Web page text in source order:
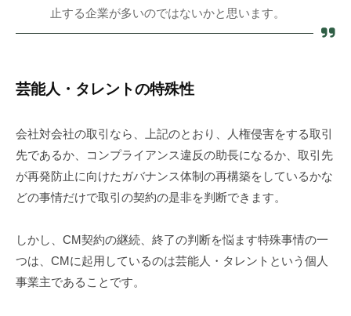
止する企業が多いのではないかと思います。
芸能人・タレントの特殊性
会社対会社の取引なら、上記のとおり、人権侵害をする取引
先であるか、コンプライアンス違反の助長になるか、取引先
が再発防止に向けたガバナンス体制の再構築をしているかな
どの事情だけで取引の契約の是非を判断できます。
しかし、CM契約の継続、終了の判断を悩ます特殊事情の一
つは、CMに起用しているのは芸能人・タレントという個人
事業主であることです。